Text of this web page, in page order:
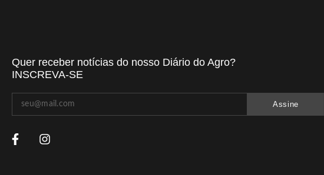
Quer receber notícias do nosso Diário do Agro?
INSCREVA-SE
Assine